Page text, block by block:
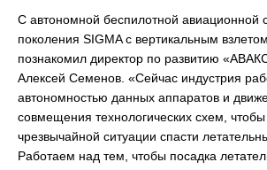
С автономной беспилотной авиационной
поколения SIGMA с вертикальным
познакомил директор по развитию
Алексей Семенов. «Сейчас индустрия
автономностью данных аппаратов и
совмещения технологических схем, чтобы
чрезвычайной ситуации спасти
Работаем над тем, чтобы посадка